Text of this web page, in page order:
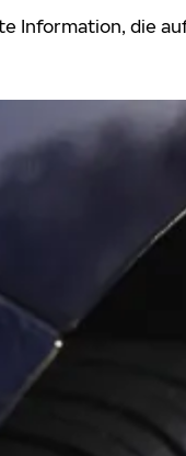
Information, die